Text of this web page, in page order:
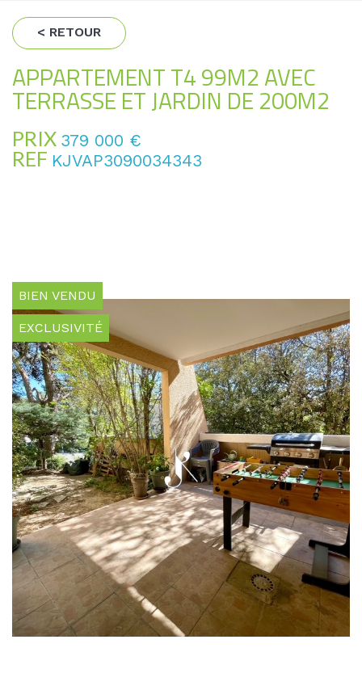
< RETOUR
APPARTEMENT T4 99M2 AVEC
TERRASSE ET JARDIN DE 200M2
PRIX 379 000 €
REF KJVAP3090034343
BIEN VENDU
EXCLUSIVITÉ